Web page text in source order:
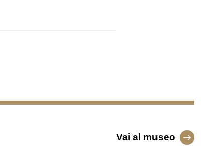
Vai al museo